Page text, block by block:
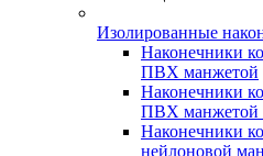
Изолированные
Наконечники
ПВХ манжетой
Наконечники
ПВХ манжетой
Наконечники
нейлоновой